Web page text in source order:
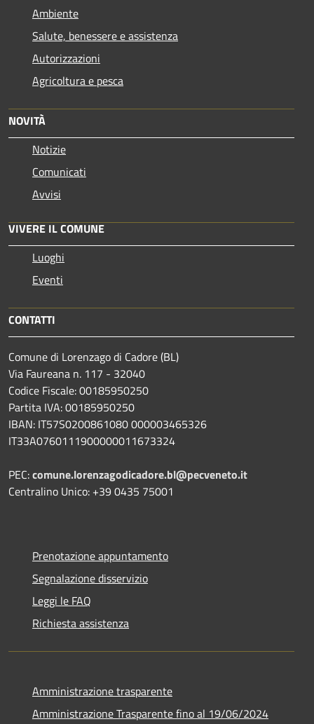
Ambiente
Salute, benessere e assistenza
Autorizzazioni
Agricoltura e pesca
NOVITÀ
Notizie
Comunicati
Avvisi
VIVERE IL COMUNE
Luoghi
Eventi
CONTATTI
Comune di Lorenzago di Cadore (BL)
Via Faureana n. 117 - 32040
Codice Fiscale: 00185950250
Partita IVA: 00185950250
IBAN: IT57S0200861080 000003465326
IT33A0760111900000011673324
PEC:comune.lorenzagodicadore.bl@pecveneto.it
Centralino Unico: +39 0435 75001
Prenotazione appuntamento
Segnalazione disservizio
Leggi le FAQ
Richiesta assistenza
Amministrazione trasparente
Amministrazione Trasparente fino al 19/06/2024